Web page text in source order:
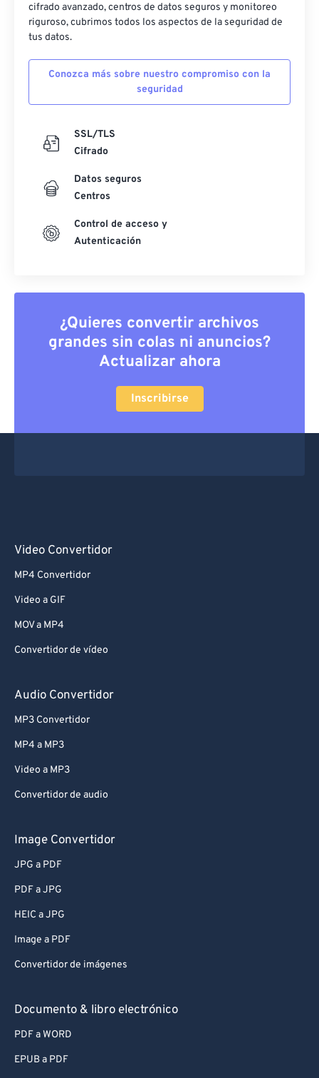
cifrado avanzado, centros de datos seguros y monitoreo
riguroso, cubrimos todos los aspectos de la seguridad de
tus datos.
Conozca más sobre nuestro compromiso con la
seguridad
SSL/TLS
Cifrado
Datos seguros
Centros
Control de acceso y
Autenticación
¿Quieres convertir archivos
grandes sin colas ni anuncios?
Actualizar ahora
Inscribirse
Video Convertidor
MP4 Convertidor
Video a GIF
MOV a MP4
Convertidor de vídeo
Audio Convertidor
MP3 Convertidor
MP4 a MP3
Video a MP3
Convertidor de audio
Image Convertidor
JPG a PDF
PDF a JPG
HEIC a JPG
Image a PDF
Convertidor de imágenes
Documento & libro electrónico
PDF a WORD
EPUB a PDF